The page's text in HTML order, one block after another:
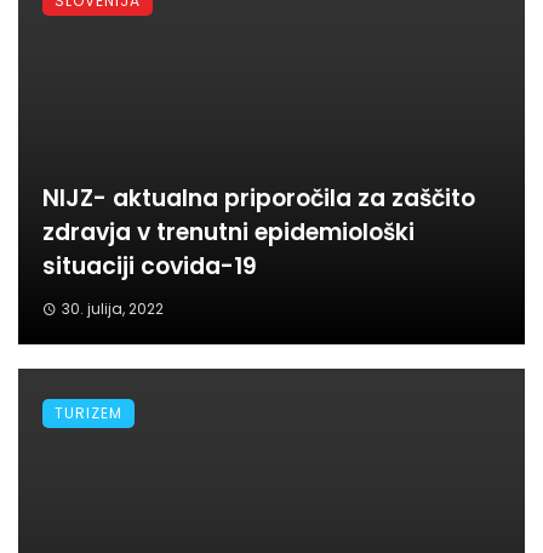
NIJZ- aktualna priporočila za zaščito
zdravja v trenutni epidemiološki
situaciji covida-19
30. julija, 2022
TURIZEM